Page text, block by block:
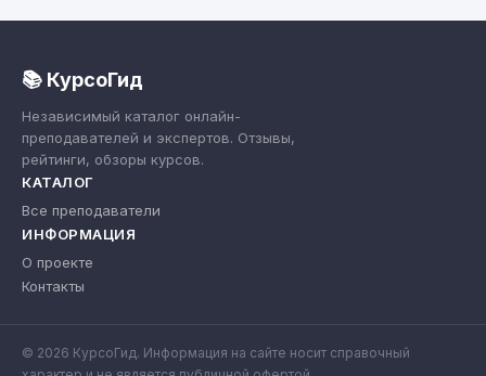
📚 КурсоГид
Независимый каталог онлайн-
преподавателей и экспертов. Отзывы,
рейтинги, обзоры курсов.
КАТАЛОГ
Все преподаватели
ИНФОРМАЦИЯ
О проекте
Контакты
© 2026 КурсоГид. Информация на сайте носит справочный